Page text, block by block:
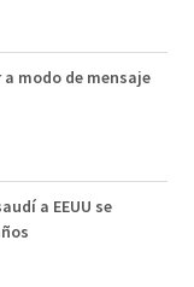
modo de mensaje
a EEUU se